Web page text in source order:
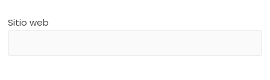
Sitio web